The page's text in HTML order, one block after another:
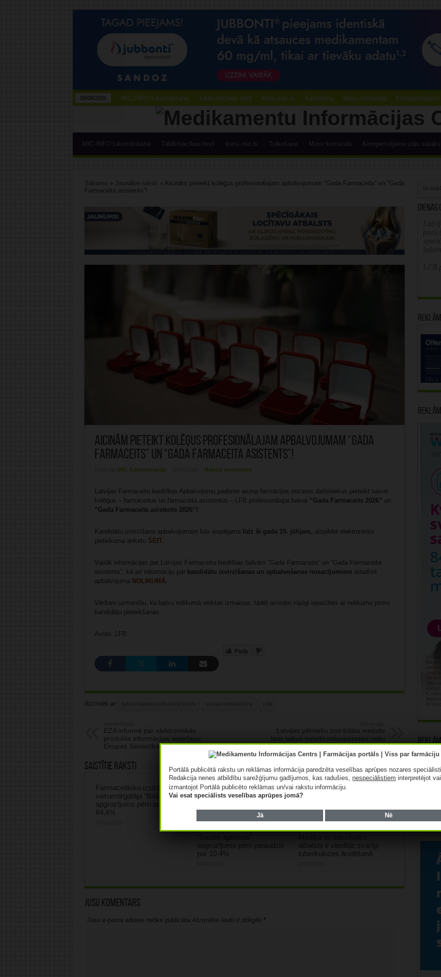
08/08/2026 MIC-INFO Likumdošana Tālākmācības testi kursi.mic.lv Tulkošana Mūsu komanda
MIC-INFO Likumdošana Tālākmācības testi kursi.mic.lv Tulkošana Mūsu komanda Kompensējamo zāļu
Sākums » Jaunākie raksti » Aicinām pieteikt kolēģus profesionālajam apbalvojumam “Gada Farmaceits” un “Gada
Farmaceita asistents”!
Aicinām pieteikt kolēģus profesionālajam apbalvojumam “Gada
Farmaceits” un “Gada Farmaceita asistents”!
MIC Administrācija Rakstīt komentāru
Latvijas Farmaceitu biedrības Apbalvojumu padome aicina farmācijas nozares darbiniekus pieteikt savus
kolēģus – farmaceitus un farmaceita asistentus – LFB profesionālajai balvai “Gada Farmaceits 2026” un
“Gada Farmaceita asistents 2026”!
Kandidātu izvirzīšana apbalvojumam būs iespējama līdz šī gada 19. jūlijam, aizpildot elektronisko
pieteikuma anketu ŠEIT.
Vairāk informācijas par Latvijas Farmaceitu biedrības balvām “Gada Farmaceits” un “Gada Farmaceita
asistents”, kā arī informāciju par kandidātu izvirzīšanas un apbalvošanas nosacījumiem atradīsit
apbalvojuma NOLIKUMĀ.
Vēršam uzmanību, ka balvu nolikumā veiktas izmaiņas, tādēļ aicinām rūpīgi iepazīties ar nolikumu pirms
kandidātu pieteikšanas.
Avots: LFB
Patīk
Atzīmēti ar: GADA FARMACEITA ASISTENTS GADA FARMACEITS
EZA informē par elektroniskās
produkta informācijas ieviešanu
Eiropas Savienībā
Latvijas pētnieku izstrādāta metode
ļaus laikus noteikt osteoporozes risku
pacientam
Saistītie raksti
Farmaceitisko izstrādājumu
vairumtirgotāja “Baltacon”
apgrozījums pērn audzis par
84,4%
par 10,4%
atbalsts ir vienlīdz svarīgi
tuberkulozes ārstēšanā
Jūsu komentārs
Jūsu e-pasta adrese netiks publicēta.Atzīmētie lauki ir obligāti *
Portālā publicētā rakstu un reklāmas informācija paredzēta veselības aprūpes nozares
Redakcija nenes atbildību sarežģījumu gadījumos, kas radušies,nespeciālistiem interpretējot
izmantojot Portālā publicēto reklāmas un/vai rakstu informāciju.
Vai esat speciālists veselības aprūpes jomā?
Jā Nē